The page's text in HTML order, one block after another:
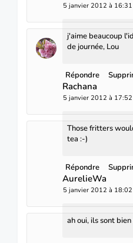
5 janvier 2012 à 16:31
j'aime beaucoup
de journée, Lou
Répondre
Rachana
5 janvier 2012 à 17:52
Those fritters
tea :-)
Répondre
AurelieWa
5 janvier 2012 à 18:02
ah oui, ils sont